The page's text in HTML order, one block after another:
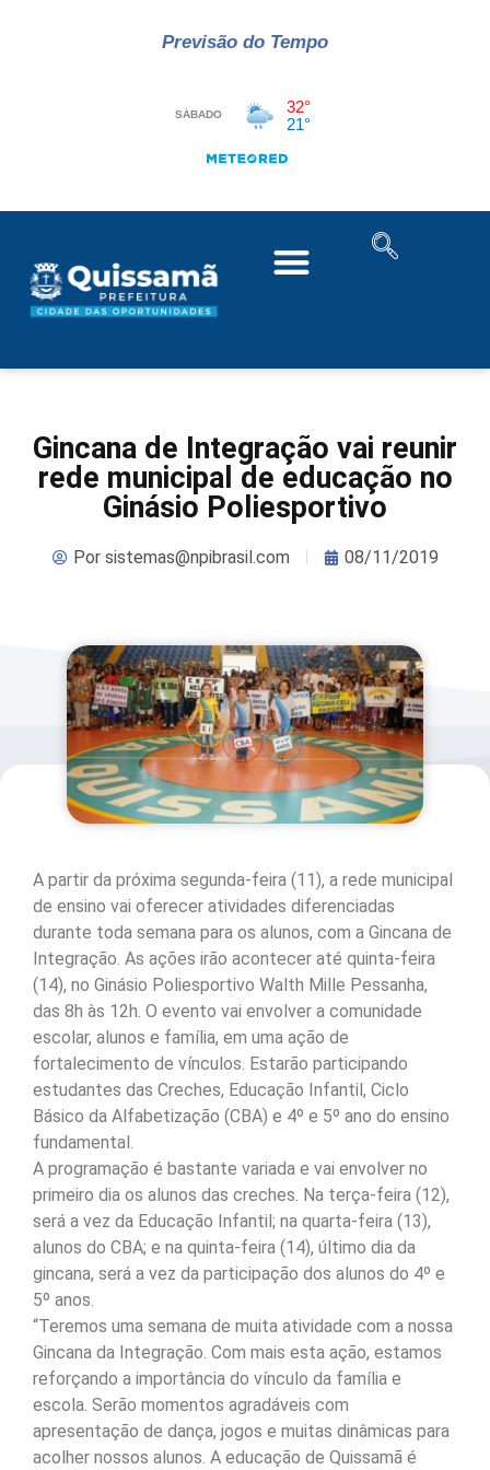
Previsão do Tempo
Gincana de Integração vai reunir
rede municipal de educação no
Ginásio Poliesportivo
Porsistemas@npibrasil.com 08/11/2019
A partir da próxima segunda-feira (11), a rede municipal
de ensino vai oferecer atividades diferenciadas
durante toda semana para os alunos, com a Gincana de
Integração. As ações irão acontecer até quinta-feira
(14), no Ginásio Poliesportivo Walth Mille Pessanha,
das 8h às 12h. O evento vai envolver a comunidade
escolar, alunos e família, em uma ação de
fortalecimento de vínculos. Estarão participando
estudantes das Creches, Educação Infantil, Ciclo
Básico da Alfabetização (CBA) e 4º e 5º ano do ensino
fundamental.
A programação é bastante variada e vai envolver no
primeiro dia os alunos das creches. Na terça-feira (12),
será a vez da Educação Infantil; na quarta-feira (13),
alunos do CBA; e na quinta-feira (14), último dia da
gincana, será a vez da participação dos alunos do 4º e
5º anos.
“Teremos uma semana de muita atividade com a nossa
Gincana da Integração. Com mais esta ação, estamos
reforçando a importância do vínculo da família e
escola. Serão momentos agradáveis com
apresentação de dança, jogos e muitas dinâmicas para
acolher nossos alunos. A educação de Quissamã é